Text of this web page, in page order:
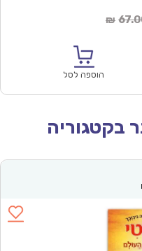
₪
הוספה לסל
בקטגוריה